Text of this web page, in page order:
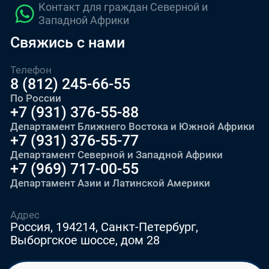
Контакт для граждан Северной и
Западной Африки
Свяжись с нами
Телефон
8 (812) 245-66-55
По России
+7 (931) 376-55-88
Департамент Ближнего Востока и Южной Африки
+7 (931) 376-55-77
Департамент Северной и Западной Африки
+7 (969) 717-00-55
Департамент Азии и Латинской Америки
Адрес
Россия, 194214, Санкт-Петербург,
Выборгское шоссе, дом 28